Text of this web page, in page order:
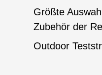
Größte
Zubehör der
Outdoor